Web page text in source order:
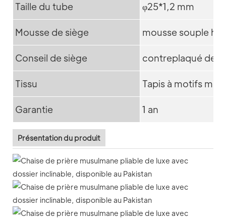
Taille du tube φ25*1,2 mm
Mousse de siège mousse souple
Conseil de siège contreplaqué de
Tissu Tapis à motifs
Garantie 1 an
Présentation du produit